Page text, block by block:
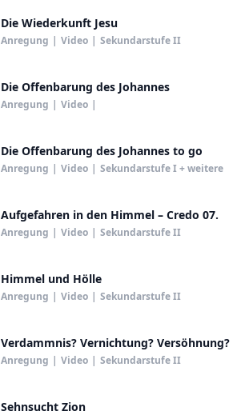
Die Wiederkunft Jesu
Anregung | Video | Sekundarstufe II
Die Offenbarung des Johannes
Anregung | Video |
Die Offenbarung des Johannes to go
Anregung | Video | Sekundarstufe I + weitere
Aufgefahren in den Himmel – Credo 07.
Anregung | Video | Sekundarstufe II
Himmel und Hölle
Anregung | Video | Sekundarstufe II
Verdammnis? Vernichtung? Versöhnung?
Anregung | Video | Sekundarstufe II
Sehnsucht Zion